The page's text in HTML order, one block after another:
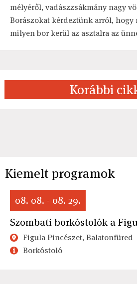
mélyéről, vadászzsákmány nagy
Borászokat kérdeztünk arról,
milyen bor kerül az asztalra az
Korábbi
Kiemelt programok
08. 08. - 08. 29.
Szombati borkóstolók a
Figula Pincészet, Balatonfüred
Borkóstoló